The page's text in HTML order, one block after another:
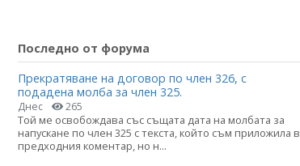
Последно от форума
Прекратяване на договор по член 326, с
подадена молба за член 325.
Днес 265
Той ме освобождава със същата дата на молбата за
напускане по член 325 с текста, който съм приложила в
предходния коментар, но н...